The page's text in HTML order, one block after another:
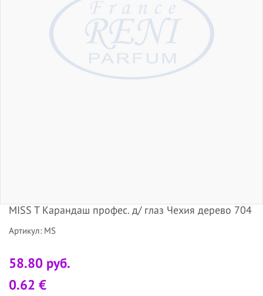
MISS T Карандаш профес. д/ глаз Чехия дерево 704
Артикул: MS
58.80 руб.
0.62 €